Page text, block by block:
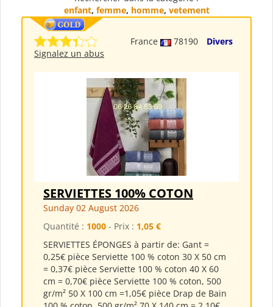
enfant, femme, homme, vetement
France 78190
Divers
Signalez un abus
SERVIETTES 100% COTON
Sunday 02 August 2026
Quantité : 1000 - Prix : 1,05 €
SERVIETTES ÉPONGES à partir de: Gant =
0,25€ pièce Serviette 100 % coton 30 X 50 cm
= 0,37€ pièce Serviette 100 % coton 40 X 60
cm = 0,70€ pièce Serviette 100 % coton, 500
gr/m² 50 X 100 cm =1,05€ pièce Drap de Bain